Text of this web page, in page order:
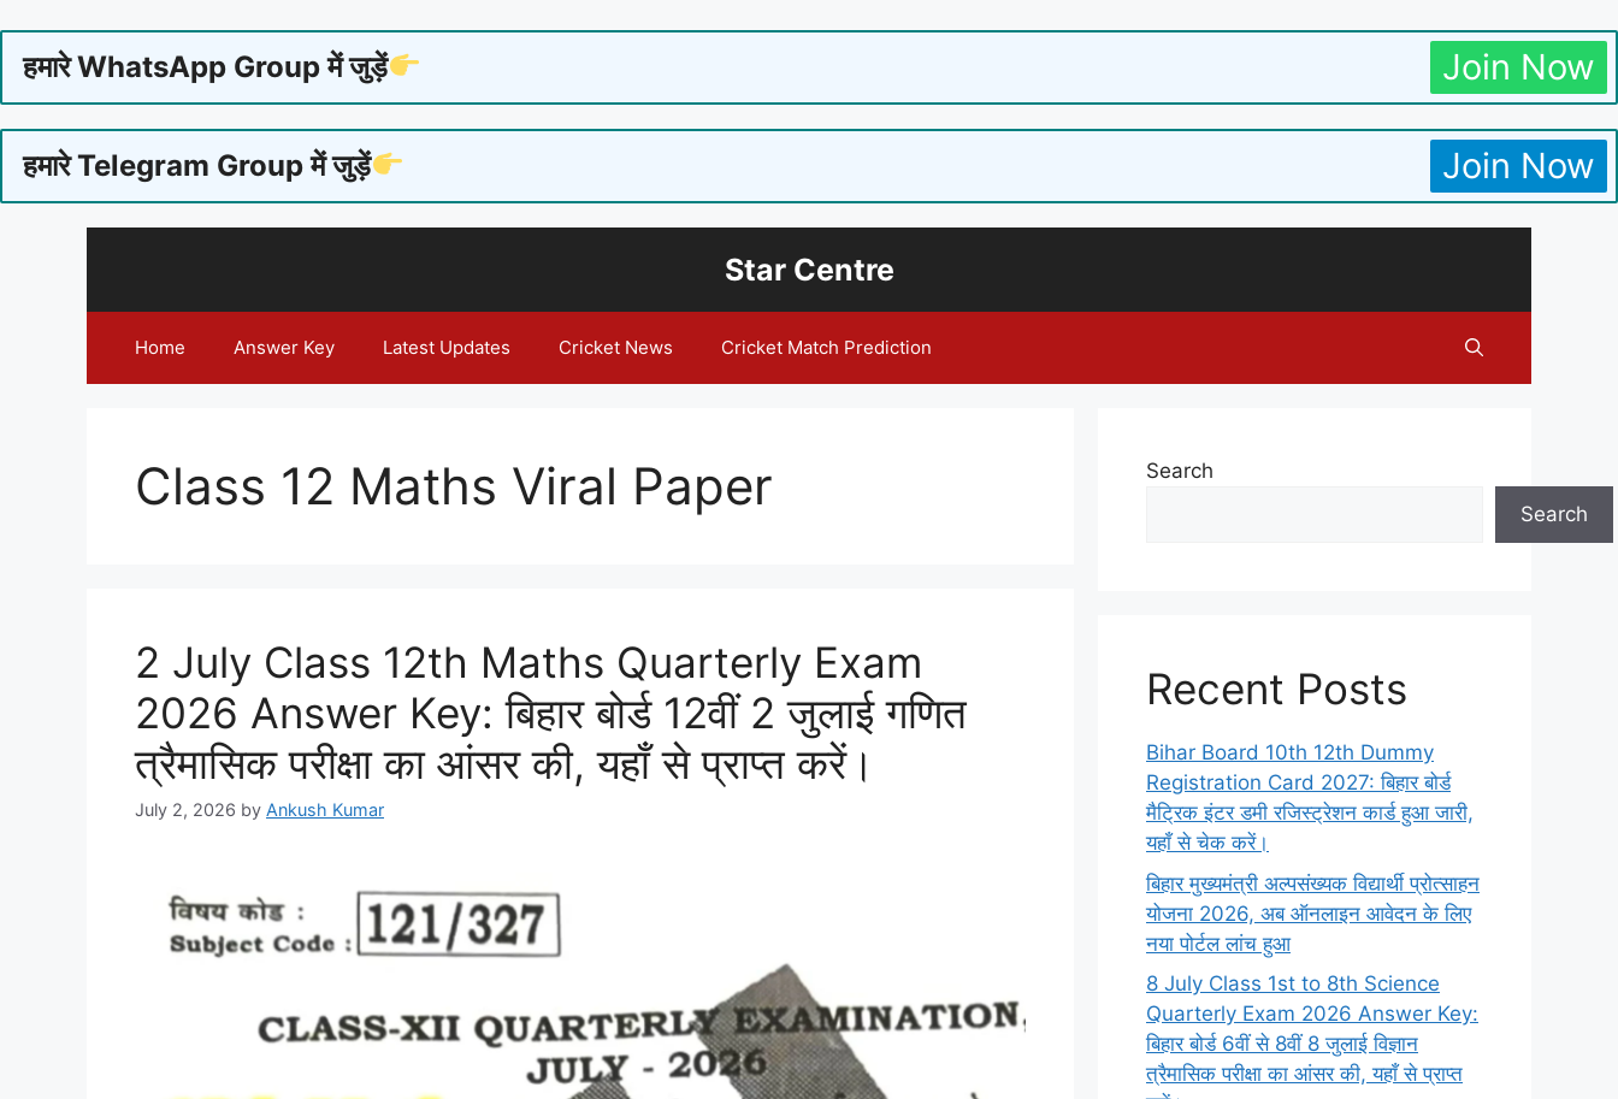
हमारे WhatsApp Group में जुड़ें Join Now
हमारे Telegram Group में जुड़ें Join Now
Star Centre
Home Answer Key Latest Updates Cricket News Cricket Match Prediction
Class 12 Maths Viral Paper
2 July Class 12th Maths Quarterly Exam
2026 Answer Key: बिहार बोर्ड 12वीं 2 जुलाई गणित
त्रैमासिक परीक्षा का आंसर की, यहाँ से प्राप्त करें।
July 2, 2026 by Ankush Kumar
Search
Search
Recent Posts
Bihar Board 10th 12th Dummy
Registration Card 2027: बिहार बोर्ड
मैट्रिक इंटर डमी रजिस्ट्रेशन कार्ड हुआ जारी,
यहाँ से चेक करें।
बिहार मुख्यमंत्री अल्पसंख्यक विद्यार्थी प्रोत्साहन
योजना 2026, अब ऑनलाइन आवेदन के लिए
नया पोर्टल लांच हुआ
8 July Class 1st to 8th Science
Quarterly Exam 2026 Answer Key:
बिहार बोर्ड 6वीं से 8वीं 8 जुलाई विज्ञान
त्रैमासिक परीक्षा का आंसर की, यहाँ से प्राप्त